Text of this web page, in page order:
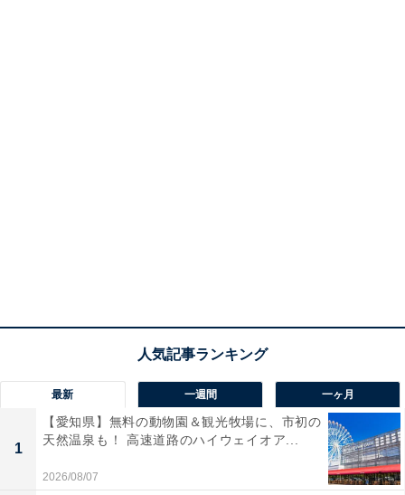
最新 一週間 一ヶ月
1
【愛知県】無料の動物園＆観光牧場に、市初の
天然温泉も！ 高速道路のハイウェイオア...
2026/08/07